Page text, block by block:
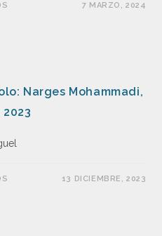
7 MARZO, 2024
Narges Mohammadi,
13 DICIEMBRE, 2023